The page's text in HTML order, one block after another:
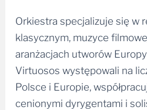
Orkiestra specjalizuje się w
klasycznym, muzyce
aranżacjach utworów
Virtuosos występowali na
Polsce i Europie,
cenionymi dyrygentami i